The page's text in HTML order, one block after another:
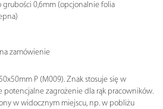
o grubości 0,6mm (opcjonalnie folia
zamówienie
P (M009). Znak stosuje się w
potencjalne zagrożenie dla rąk pracowników.
w widocznym miejscu, np. w pobliżu